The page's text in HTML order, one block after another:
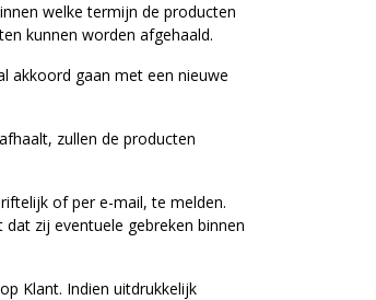
welke termijn de producten
kunnen worden afgehaald.
akkoord gaan met een nieuwe
zullen de producten
of per e-mail, te melden.
zij eventuele gebreken binnen
Klant. Indien uitdrukkelijk